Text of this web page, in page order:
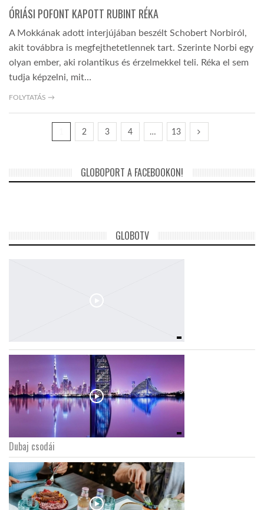
ÓRIÁSI POFONT KAPOTT RUBINT RÉKA
A Mokkának adott interjújában beszélt Schobert Norbiról,
akit továbbra is megfejthetetlennek tart. Szerinte Norbi egy
olyan ember, aki rolantikus és érzelmekkel teli. Réka el sem
tudja képzelni, mit…
FOLYTATÁS →
2 3 4 … 13
GLOBOPORT A FACEBOOKON!
GLOBOTV
Dubaj csodái